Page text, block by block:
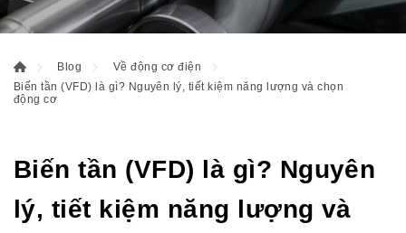
Blog
Về động cơ điện
Biến tần (VFD) là gì? Nguyên lý, tiết kiệm năng lượng và chọn
động cơ
Biến tần (VFD) là gì? Nguyên
lý, tiết kiệm năng lượng và